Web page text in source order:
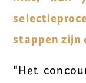
stappen zijn
"Het